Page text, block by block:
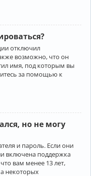
отключил
возможно, что он
имя, под которым вы
за помощью к
но не могу
и пароль. Если они
включена поддержка
вам менее 13 лет,
некоторых